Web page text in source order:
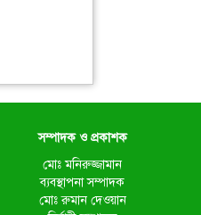
সম্পাদক ও প্রকাশক
মোঃ মনিরুজ্জামান
ব্যবস্থাপনা সম্পাদক
মোঃ রুমান দেওয়ান